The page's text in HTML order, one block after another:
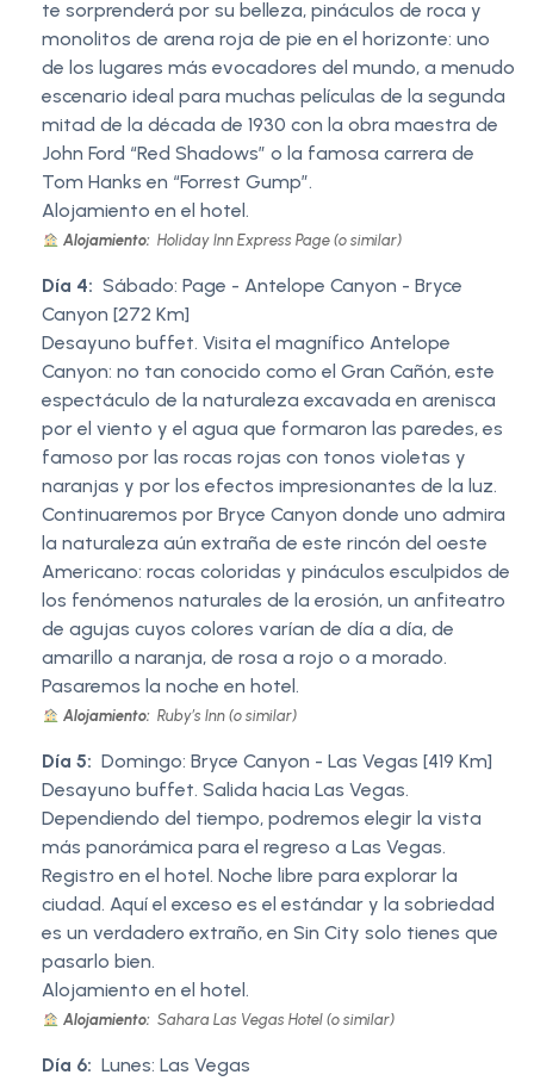
te sorprenderá por su belleza, pináculos de roca y
monolitos de arena roja de pie en el horizonte: uno
de los lugares más evocadores del mundo, a menudo
escenario ideal para muchas películas de la segunda
mitad de la década de 1930 con la obra maestra de
John Ford “Red Shadows” o la famosa carrera de
Tom Hanks en “Forrest Gump”.
Alojamiento en el hotel.
Alojamiento: Holiday Inn Express Page (o similar)
Día 4: Sábado: Page - Antelope Canyon - Bryce
Canyon [272 Km]
Desayuno buffet. Visita el magnífico Antelope
Canyon: no tan conocido como el Gran Cañón, este
espectáculo de la naturaleza excavada en arenisca
por el viento y el agua que formaron las paredes, es
famoso por las rocas rojas con tonos violetas y
naranjas y por los efectos impresionantes de la luz.
Continuaremos por Bryce Canyon donde uno admira
la naturaleza aún extraña de este rincón del oeste
Americano: rocas coloridas y pináculos esculpidos de
los fenómenos naturales de la erosión, un anfiteatro
de agujas cuyos colores varían de día a día, de
amarillo a naranja, de rosa a rojo o a morado.
Pasaremos la noche en hotel.
Alojamiento: Ruby’s Inn (o similar)
Día 5: Domingo: Bryce Canyon - Las Vegas [419 Km]
Desayuno buffet. Salida hacia Las Vegas.
Dependiendo del tiempo, podremos elegir la vista
más panorámica para el regreso a Las Vegas.
Registro en el hotel. Noche libre para explorar la
ciudad. Aquí el exceso es el estándar y la sobriedad
es un verdadero extraño, en Sin City solo tienes que
pasarlo bien.
Alojamiento en el hotel.
Alojamiento: Sahara Las Vegas Hotel (o similar)
Día 6: Lunes: Las Vegas